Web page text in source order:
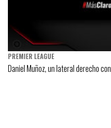
PREMIER LEAGUE
Daniel Muñoz, un lateral derecho